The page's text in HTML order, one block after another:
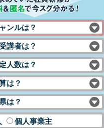
ンルは？
講者は？
人数は？
は？
は？
個人事業主